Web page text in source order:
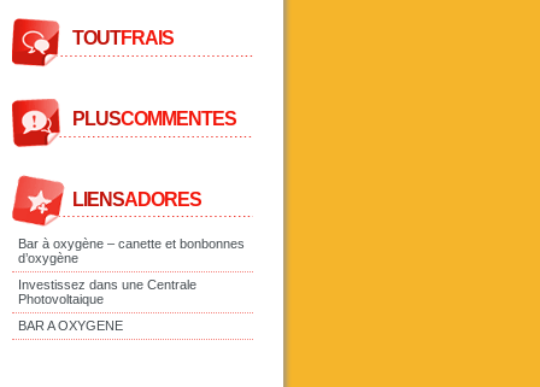
TOUTFRAIS
PLUSCOMMENTES
LIENSADORES
Bar à oxygène – canette et bonbonnes
d’oxygène
Investissez dans une Centrale
Photovoltaique
BAR A OXYGENE